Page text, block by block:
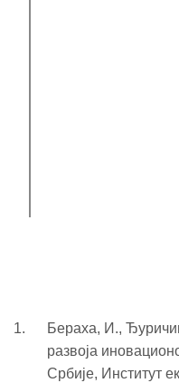
Бераха, И.,
развоја
Србије, Институт